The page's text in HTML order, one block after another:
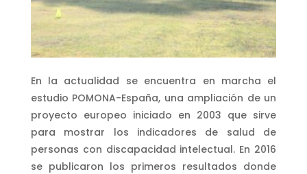
En la actualidad se encuentra en marcha el
estudio POMONA-España, una ampliación de un
proyecto europeo iniciado en 2003 que sirve
para mostrar los indicadores de salud de
personas con discapacidad intelectual. En 2016
se publicaron los primeros resultados donde